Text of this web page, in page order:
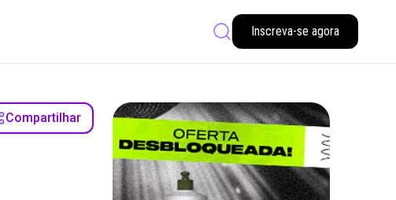
Inscreva-se agora
Compartilhar